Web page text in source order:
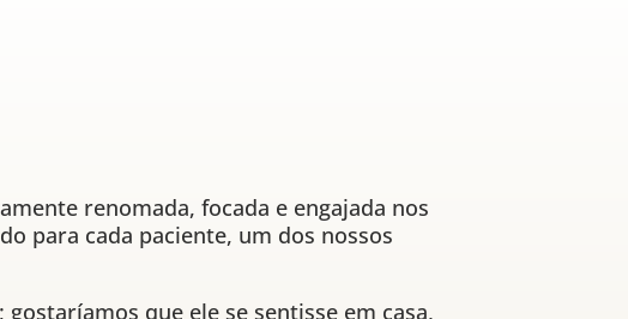
renomada, focada e engajada nos
para cada paciente, um dos nossos
que ele se sentisse em casa,